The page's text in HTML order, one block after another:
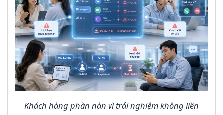
Khách hàng phàn nàn vì trải nghiệm không liền